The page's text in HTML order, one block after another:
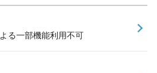
る一部機能利用不可